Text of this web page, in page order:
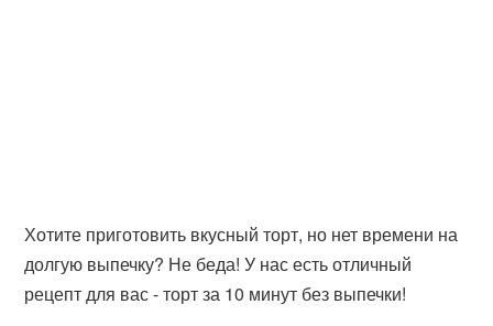
Хотите приготовить вкусный торт, но нет времени на
долгую выпечку? Не беда! У нас есть отличный
рецепт для вас - торт за 10 минут без выпечки!